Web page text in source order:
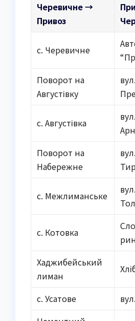
Черевичне →
Привоз
с. Черевичне
Поворот на
Августівку
вул.
с. Августівка
Поворот на
Набережне
вул.
с. Межлиманське
с. Котовка
Хаджибейський
лиман
с. Усатове